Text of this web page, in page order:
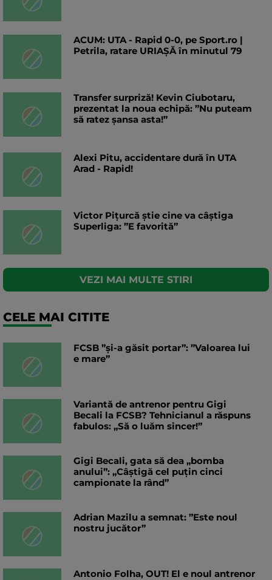
ACUM: UTA - Rapid 0-0, pe Sport.ro |
Petrila, ratare URIAȘĂ în minutul 79
Transfer surpriză! Kevin Ciubotaru,
prezentat la noua echipă: ”Nu puteam
să ratez șansa asta!”
Alexi Pitu, accidentare dură în UTA
Arad - Rapid!
Victor Pițurcă știe cine va câștiga
Superliga: ”E favorită”
VEZI MAI MULTE STIRI
CELE MAI CITITE
FCSB ”și-a găsit portar”: ”Valoarea lui
e mare”
Variantă de antrenor pentru Gigi
Becali la FCSB? Tehnicianul a răspuns
fabulos: „Să o luăm sincer!”
Gigi Becali, gata să dea „bomba
anului”: „Câștigă cel puțin cinci
campionate la rând”
Adrian Mazilu a semnat: ”Este noul
nostru jucător”
Antonio Folha, OUT! El e noul antrenor